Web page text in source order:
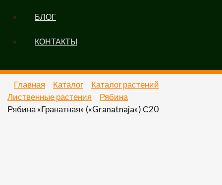
БЛОГ
КОНТАКТЫ
Главная Каталог
Каталог растений
Лиственные растения
Рябина
Рябина «Гранатная» («Granatnaja») С20